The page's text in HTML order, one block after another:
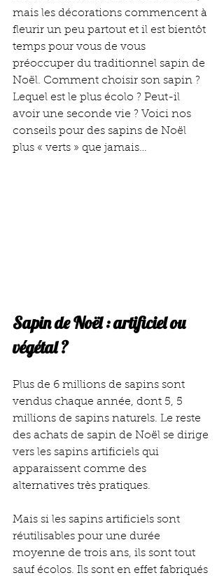
mais les décorations commencent à
fleurir un peu partout et il est bientôt
temps pour vous de vous
préoccuper du traditionnel sapin de
Noël. Comment choisir son sapin ?
Lequel est le plus écolo ? Peut-il
avoir une seconde vie ? Voici nos
conseils pour des sapins de Noël
plus « verts » que jamais…
Sapin de Noël : artificiel ou
végétal ?
Plus de 6 millions de sapins sont
vendus chaque année, dont 5, 5
millions de sapins naturels. Le reste
des achats de sapin de Noël se dirige
vers les sapins artificiels qui
apparaissent comme des
alternatives très pratiques.
Mais si les sapins artificiels sont
réutilisables pour une durée
moyenne de trois ans, ils sont tout
sauf écolos. Ils sont en effet fabriqués